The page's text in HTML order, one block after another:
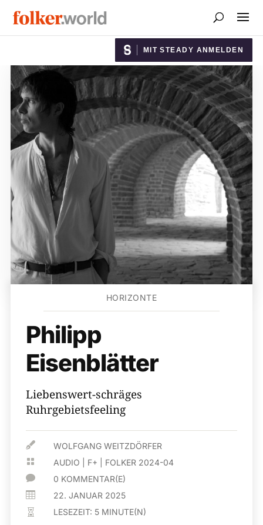
MIT STEADY ANMELDEN
HORIZONTE
Philipp
Eisenblätter
Liebenswert-schräges
Ruhrgebietsfeeling
 WOLFGANG WEITZDÖRFER
 AUDIO F+ FOLKER 2024-04
 0 KOMMENTAR(E)
 22. JANUAR 2025
 LESEZEIT: 5 MINUTE(N)